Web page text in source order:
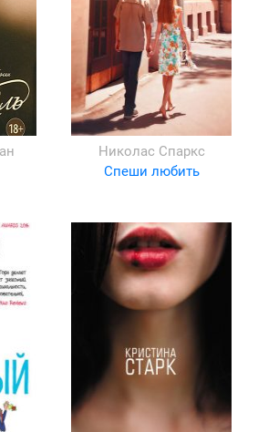
Николас Спаркс
Спеши любить